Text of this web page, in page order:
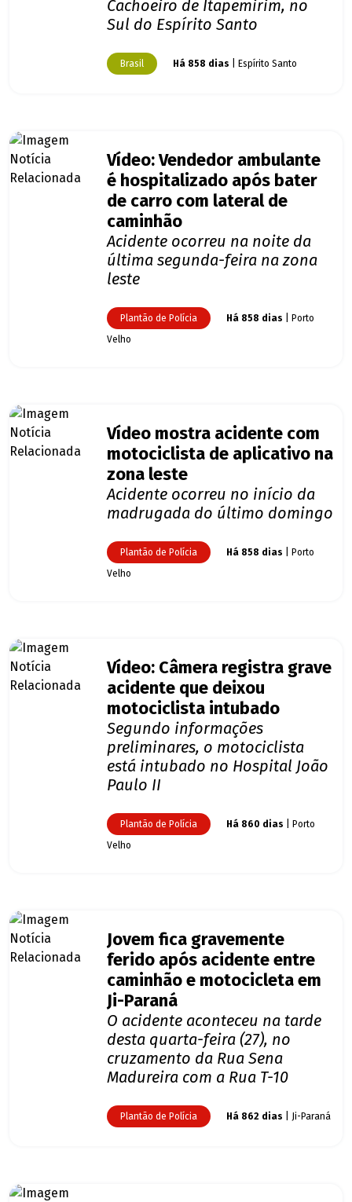
Cachoeiro de Itapemirim, no
Sul do Espírito Santo
Brasil Há 858 dias | Espírito Santo
Vídeo: Vendedor ambulante
é hospitalizado após bater
de carro com lateral de
caminhão
Acidente ocorreu na noite da
última segunda-feira na zona
leste
Plantão de Polícia Há 858 dias | Porto
Velho
Vídeo mostra acidente com
motociclista de aplicativo na
zona leste
Acidente ocorreu no início da
madrugada do último domingo
Plantão de Polícia Há 858 dias | Porto
Velho
Vídeo: Câmera registra grave
acidente que deixou
motociclista intubado
Segundo informações
preliminares, o motociclista
está intubado no Hospital João
Paulo II
Plantão de Polícia Há 860 dias | Porto
Velho
Jovem fica gravemente
ferido após acidente entre
caminhão e motocicleta em
Ji-Paraná
O acidente aconteceu na tarde
desta quarta-feira (27), no
cruzamento da Rua Sena
Madureira com a Rua T-10
Plantão de Polícia Há 862 dias | Ji-Paraná